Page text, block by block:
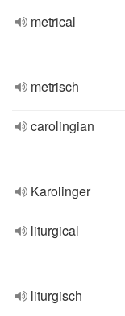
metrical
metrisch
carolingian
Karolinger
liturgical
liturgisch